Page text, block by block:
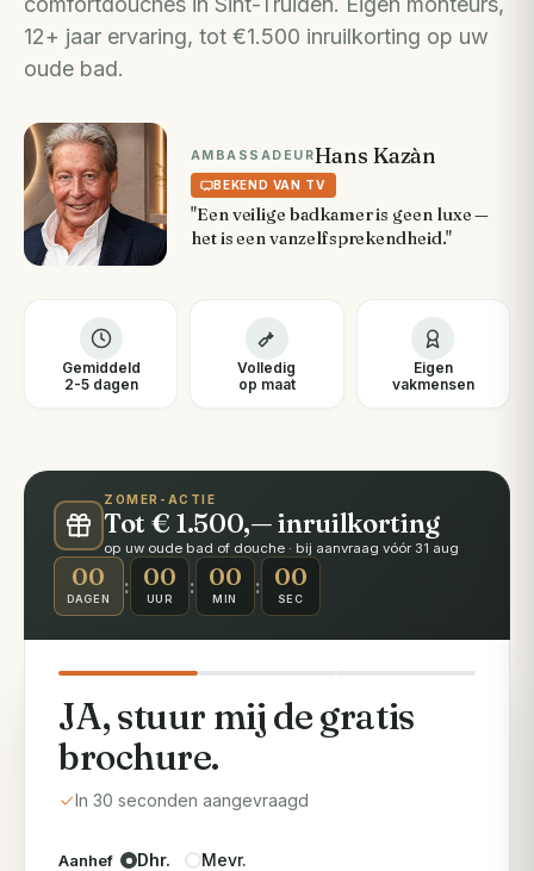
12+ jaar ervaring, tot €1.500 inruilkorting op uw
oude bad.
AMBASSADEURHans Kazàn
BEKEND VAN TV
"Een veilige badkamer is geen luxe —
het is een vanzelfsprekendheid."
Gemiddeld
2-5 dagen
Volledig
op maat
Eigen
vakmensen
ZOMER-ACTIE
Tot € 1.500,— inruilkorting
op uw oude bad of douche · bij aanvraag vóór 31 aug
00
DAGEN
: 00
UUR
: 00
MIN
: 00
SEC
JA, stuur mij de gratis
brochure.
In 30 seconden aangevraagd
Aanhef Dhr. Mevr.